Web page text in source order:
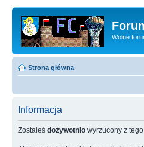
Wolne
Strona główna
Informacja
Zostałeś dożywotnio wyrzucony z tego